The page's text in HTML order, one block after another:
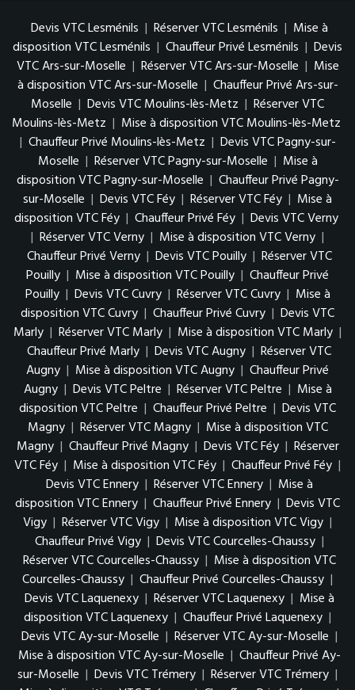
Devis VTC Lesménils | Réserver VTC Lesménils | Mise à
disposition VTC Lesménils | Chauffeur Privé Lesménils | Devis
VTC Ars-sur-Moselle | Réserver VTC Ars-sur-Moselle | Mise
à disposition VTC Ars-sur-Moselle | Chauffeur Privé Ars-sur-
Moselle | Devis VTC Moulins-lès-Metz | Réserver VTC
Moulins-lès-Metz | Mise à disposition VTC Moulins-lès-Metz
| Chauffeur Privé Moulins-lès-Metz | Devis VTC Pagny-sur-
Moselle | Réserver VTC Pagny-sur-Moselle | Mise à
disposition VTC Pagny-sur-Moselle | Chauffeur Privé Pagny-
sur-Moselle | Devis VTC Féy | Réserver VTC Féy | Mise à
disposition VTC Féy | Chauffeur Privé Féy | Devis VTC Verny
| Réserver VTC Verny | Mise à disposition VTC Verny |
Chauffeur Privé Verny | Devis VTC Pouilly | Réserver VTC
Pouilly | Mise à disposition VTC Pouilly | Chauffeur Privé
Pouilly | Devis VTC Cuvry | Réserver VTC Cuvry | Mise à
disposition VTC Cuvry | Chauffeur Privé Cuvry | Devis VTC
Marly | Réserver VTC Marly | Mise à disposition VTC Marly |
Chauffeur Privé Marly | Devis VTC Augny | Réserver VTC
Augny | Mise à disposition VTC Augny | Chauffeur Privé
Augny | Devis VTC Peltre | Réserver VTC Peltre | Mise à
disposition VTC Peltre | Chauffeur Privé Peltre | Devis VTC
Magny | Réserver VTC Magny | Mise à disposition VTC
Magny | Chauffeur Privé Magny | Devis VTC Féy | Réserver
VTC Féy | Mise à disposition VTC Féy | Chauffeur Privé Féy |
Devis VTC Ennery | Réserver VTC Ennery | Mise à
disposition VTC Ennery | Chauffeur Privé Ennery | Devis VTC
Vigy | Réserver VTC Vigy | Mise à disposition VTC Vigy |
Chauffeur Privé Vigy | Devis VTC Courcelles-Chaussy |
Réserver VTC Courcelles-Chaussy | Mise à disposition VTC
Courcelles-Chaussy | Chauffeur Privé Courcelles-Chaussy |
Devis VTC Laquenexy | Réserver VTC Laquenexy | Mise à
disposition VTC Laquenexy | Chauffeur Privé Laquenexy |
Devis VTC Ay-sur-Moselle | Réserver VTC Ay-sur-Moselle |
Mise à disposition VTC Ay-sur-Moselle | Chauffeur Privé Ay-
sur-Moselle | Devis VTC Trémery | Réserver VTC Trémery |